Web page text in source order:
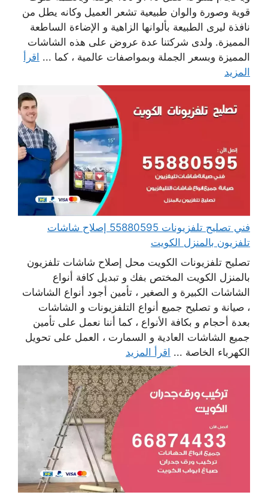
قوية وصورة والوان طبيعية تشعر العميل وكانه يطل من
نافذة ليرى الطبيعة بألوانها الزاهية و الإضاءة الساطعة
المميزة. ولدى شركتنا عدة عروض على هذه الشاشات
المميزة وبسعر الجملة وبمواصفات عالمية ، كما ... اقرأ
المزيد
فني تصليح تلفزيونات 55880595 إصلاح شاشات
تلفزيون بالمنزل الكويت
تصليح تلفزيونات الكويت محل إصلاح شاشات تلفزيون
بالمنزل الكويت المختص بفك و تبديل كافة أنواع
الشاشات الكبيرة و الصغير ، تأمين أجود أنواع الشاشات
، صيانة و تصليح جميع أنواع التلفزيونات و الشاشات
بعدة أحجام و بكافة الأنواع ، كما أننا نعمل على تأمين
جميع الشاشات العادية و السمارت ، العمل على تحويل
الكهرباء الخاصة ... اقرأ المزيد